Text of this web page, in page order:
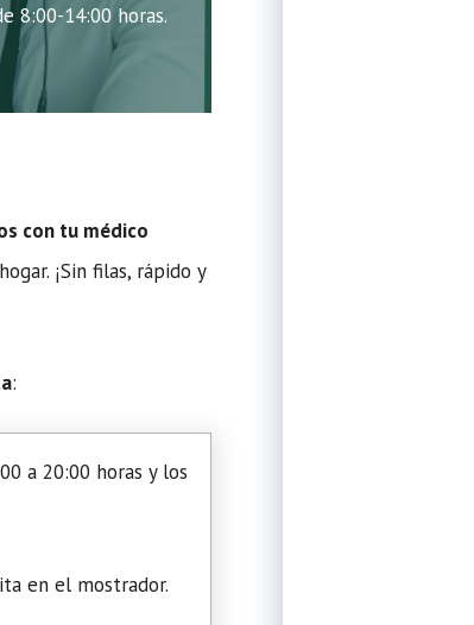
8:00-14:00 horas.
con tu médico
¡Sin filas, rápido y
:
a 20:00 horas y los
en el mostrador.